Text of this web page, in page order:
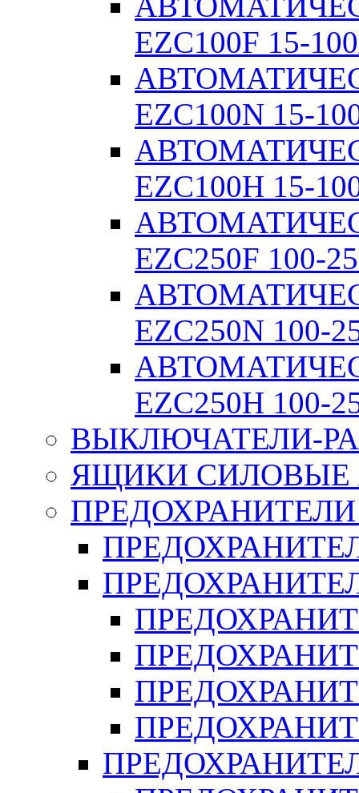
EZC100F 15-
EZC100N 15-
EZC100H 15-
EZC250F 100-
EZC250N 100-
EZC250H 100-
ВЫКЛЮЧАТЕЛИ-
ЯЩИКИ СИЛОВЫЕ